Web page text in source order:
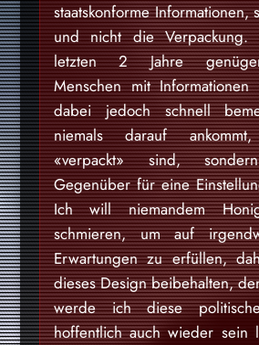
staatskonforme Informationen,
und nicht die
letzten 2 Jahre
Menschen mit
dabei jedoch schnell
niemals darauf
«verpackt» sind,
Gegenüber für eine
Ich will niemandem
schmieren, um auf
Erwartungen zu erfüllen,
dieses Design beibehalten,
werde ich diese
hoffentlich auch wieder sein